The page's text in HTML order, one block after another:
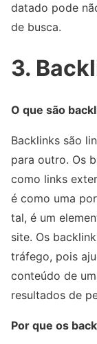
datado pode
de busca.
3.
O que são
Backlinks são
para outro. Os
como links
é como uma
tal, é um
site. Os
tráfego, pois
conteúdo de
resultados de
Por que os